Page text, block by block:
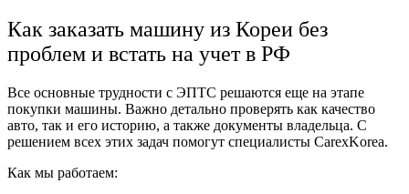
Как заказать машину из Кореи без
проблем и встать на учет в РФ
Все основные трудности с ЭПТС решаются еще на этапе
покупки машины. Важно детально проверять как качество
авто, так и его историю, а также документы владельца. С
решением всех этих задач помогут специалисты CarexKorea.
Как мы работаем: